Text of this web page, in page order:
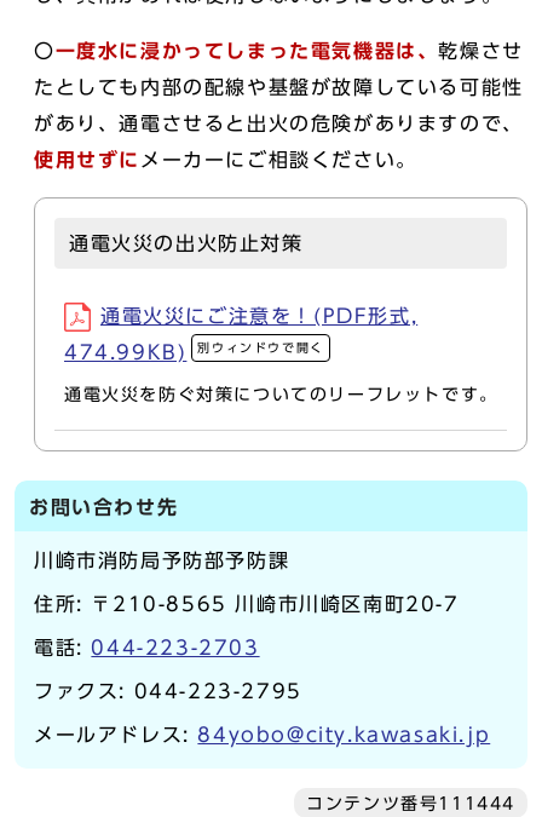
〇一度水に浸かってしまった電気機器は、乾燥させ
たとしても内部の配線や基盤が故障している可能性
があり、通電させると出火の危険がありますので、
使用せずに メーカーにご相談ください。
通電火災の出火防止対策
通電火災にご注意を！(PDF形式,
474.99KB)
別ウィンドウで開く
通電火災を防ぐ対策についてのリーフレットです。
お問い合わせ先
川崎市消防局予防部予防課
住所: 〒210-8565 川崎市川崎区南町20-7
電話: 044-223-2703
ファクス: 044-223-2795
メールアドレス:84yobo@city.kawasaki.jp
コンテンツ番号111444